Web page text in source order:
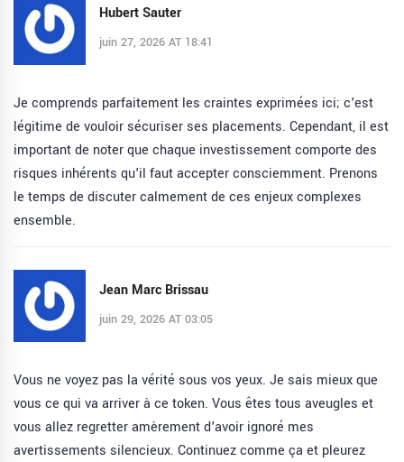
Hubert Sauter
juin 27, 2026 AT 18:41
Je comprends parfaitement les craintes exprimées ici; c'est
légitime de vouloir sécuriser ses placements. Cependant, il est
important de noter que chaque investissement comporte des
risques inhérents qu'il faut accepter consciemment. Prenons
le temps de discuter calmement de ces enjeux complexes
ensemble.
Jean Marc Brissau
juin 29, 2026 AT 03:05
Vous ne voyez pas la vérité sous vos yeux. Je sais mieux que
vous ce qui va arriver à ce token. Vous êtes tous aveugles et
vous allez regretter amèrement d'avoir ignoré mes
avertissements silencieux. Continuez comme ça et pleurez